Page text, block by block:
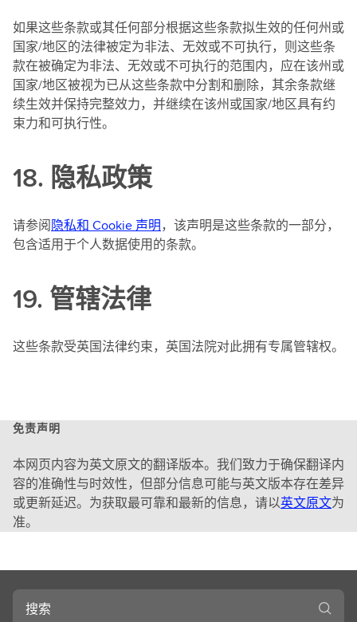
如果这些条款或其任何部分根据这些条款拟生效的任何州或
国家/地区的法律被定为非法、无效或不可执行，则这些条
款在被确定为非法、无效或不可执行的范围内，应在该州或
国家/地区被视为已从这些条款中分割和删除，其余条款继
续生效并保持完整效力，并继续在该州或国家/地区具有约
束力和可执行性。
18. 隐私政策
请参阅隐私和 Cookie 声明，该声明是这些条款的一部分，
包含适用于个人数据使用的条款。
19. 管辖法律
这些条款受英国法律约束，英国法院对此拥有专属管辖权。
免责声明
本网页内容为英文原文的翻译版本。我们致力于确保翻译内
容的准确性与时效性，但部分信息可能与英文版本存在差异
或更新延迟。为获取最可靠和最新的信息，请以英文原文为
准。
搜